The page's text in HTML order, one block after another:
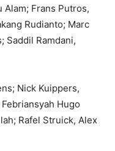
Frans Putros,
Rudianto; Marc
Saddil Ramdani,
Nick Kuippers,
Hugo
Rafel Struick, Alex